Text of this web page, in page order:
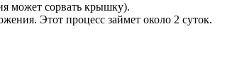
может сорвать крышку).
Этот процесс займет около 2 суток.